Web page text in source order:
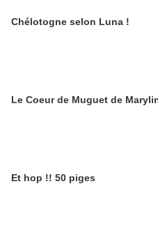
Chélotogne selon Luna !
Le Coeur de Muguet de
Et hop !! 50 piges